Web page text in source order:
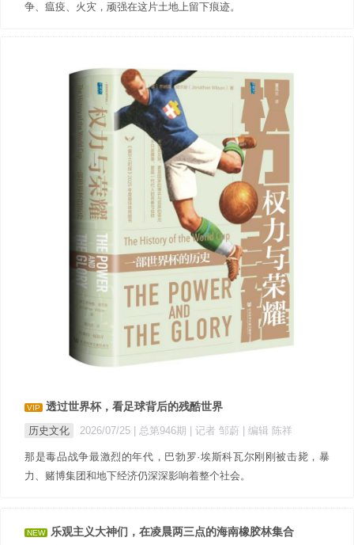
争、瘟疫、火灾，顽强在这片土地上留下痕迹。
VIP 透过世界杯，看足球背后的残酷世界
历史文化 2026/07/25 | 总第946期 | 记者 邹蔚 | 编辑 陈祥
那是毒品战争最激烈的年代，巴勃罗·埃斯科瓦尔刚刚被击毙，暴
力、赌博集团和地下经济仍深深影响着整个社会。
NEW 乐观主义大神们，在凌晨两三点的海南橡胶林集合